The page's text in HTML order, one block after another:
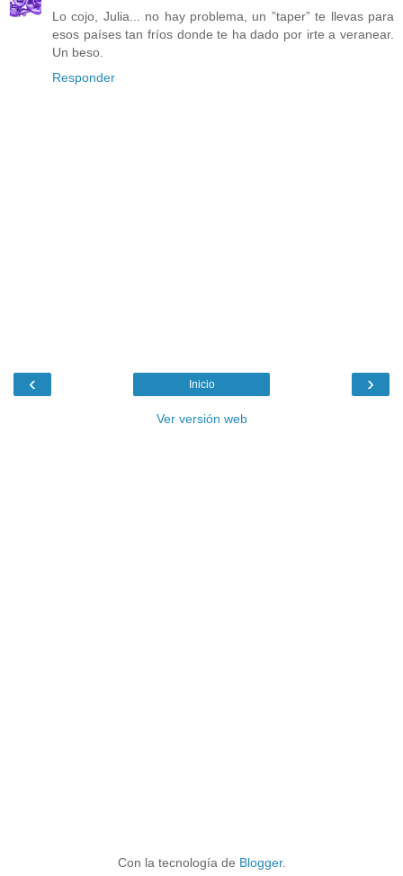
Lo cojo, Julia... no hay problema, un ”taper” te llevas para
esos países tan fríos donde te ha dado por irte a veranear.
Un beso.
Responder
‹ ›
Inicio
Ver versión web
Con la tecnología de Blogger.